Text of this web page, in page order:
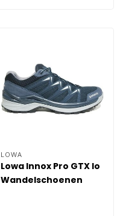
LOWA
Lowa Innox Pro GTX lo
Wandelschoenen